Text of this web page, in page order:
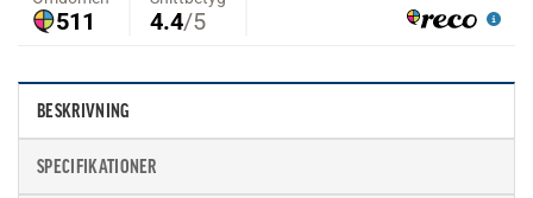
BESKRIVNING
SPECIFIKATIONER